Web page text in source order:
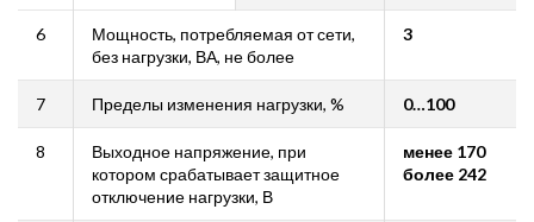
6
Мощность, потребляемая от сети,
без нагрузки, ВА, не более
3
7 Пределы изменения нагрузки, % 0…100
8
Выходное напряжение, при
котором срабатывает защитное
отключение нагрузки, В
менее 170
более 242